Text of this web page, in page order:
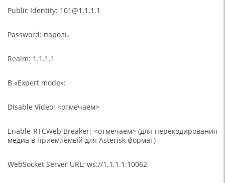
Public Identity: 101@1.1.1.1
Password: пароль
Realm: 1.1.1.1
В «Expert mode»:
Disable Video: <отмечаем>
Enable RTCWeb Breaker: <отмечаем> (для перекодирования
медиа в приемлемый для Asterisk формат)
WebSocket Server URL: ws://1.1.1.1:10062